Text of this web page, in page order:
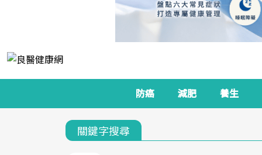
防癌 減肥 養生
關鍵字搜尋